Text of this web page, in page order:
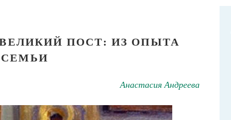
ПОСТ: ИЗ ОПЫТА
Анастасия Андреева